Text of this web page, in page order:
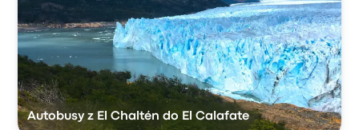
Autobusy z El Chaltén do El Calafate